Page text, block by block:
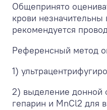
Общепринято
крови
рекомендуется
Референсный метод
1)
2) выделение донной
гепарин и MnCl2 для